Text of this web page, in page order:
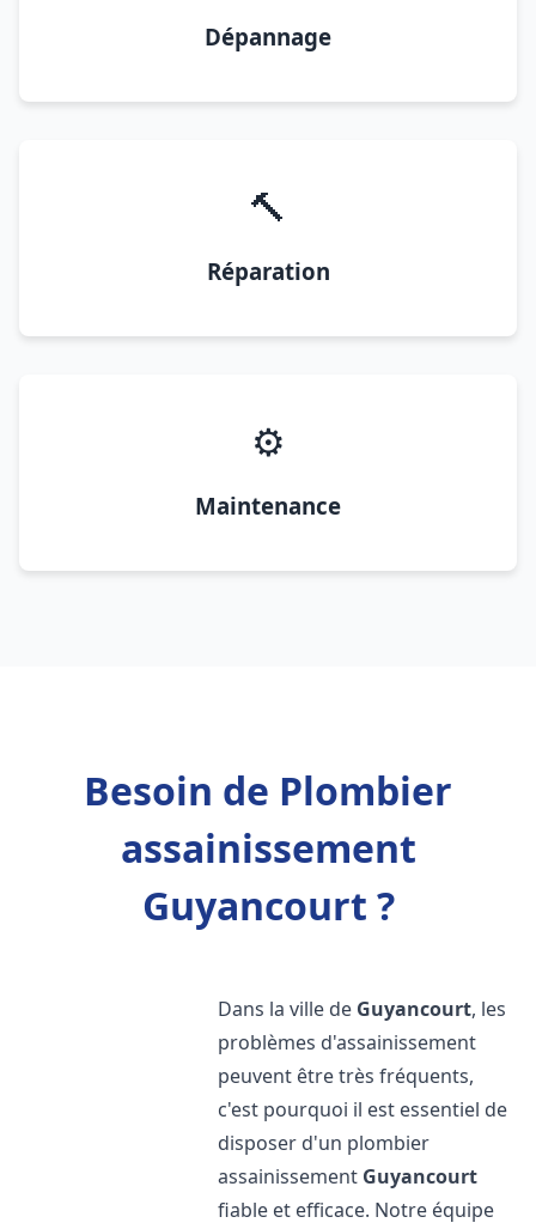
Dépannage
🔨
Réparation
⚙️
Maintenance
Besoin de Plombier
assainissement
Guyancourt ?
Dans la ville de Guyancourt, les
problèmes d'assainissement
peuvent être très fréquents,
c'est pourquoi il est essentiel de
disposer d'un plombier
assainissement Guyancourt
fiable et efficace. Notre équipe